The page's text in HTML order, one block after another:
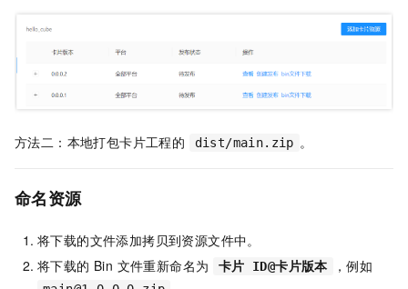
方法二：本地打包卡片工程的 dist/main.zip 。
命名资源
将下载的文件添加拷贝到资源文件中。
将下载的 Bin 文件重新命名为
卡片 ID@卡片版本 ，例如